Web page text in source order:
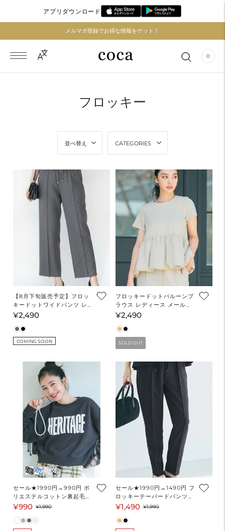
アプリダウンロード
メルマガ登録でお得な情報をゲット！
0
フロッキー
並べ替え CATEGORIES
【8月下旬販売予定】フロッ
キードットワイドパンツ レ
ディース メール便不可
通
常
価
¥2,490
COMING SOON
フロッキードットバルーンブ
ラウス レディース メール便
不可
通
常
価
格
¥2,490
SOLD OUT
セール★1990円→990円 ポ
リエステルコットン裏起毛フ
ロッキークロップドスウェッ
ル便不可
¥990 セ
ー
通
常
¥1,990
セール★1990円→1490円 フ
ロッキーテーパードパンツ
レディース メール便不可
¥1,490 セ
通
¥1,990